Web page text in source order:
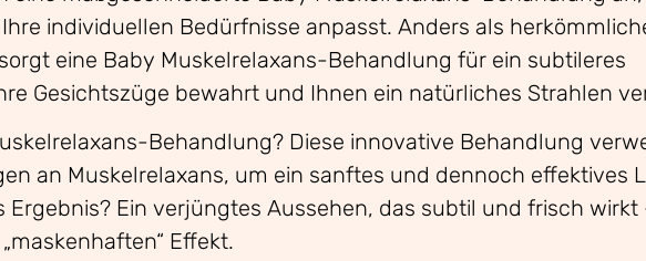
individuellen Bedürfnisse anpasst. Anders als
eine Baby Muskelrelaxans-Behandlung für ein subtileres
Gesichtszüge bewahrt und Ihnen ein natürliches Strahlen
Behandlung? Diese innovative Behandlung
an Muskelrelaxans, um ein sanftes und dennoch effektives
Ergebnis? Ein verjüngtes Aussehen, das subtil und frisch wirkt
Effekt.